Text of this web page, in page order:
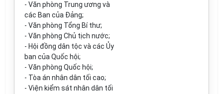
- Văn phòng Trung ương và
các Ban của Đảng;
- Văn phòng Tổng Bí thư;
- Văn phòng Chủ tịch nước;
- Hội đồng dân tộc và các Ủy
ban của Quốc hội;
- Văn phòng Quốc hội;
- Tòa án nhân dân tối cao;
- Viện kiểm sát nhân dân tối